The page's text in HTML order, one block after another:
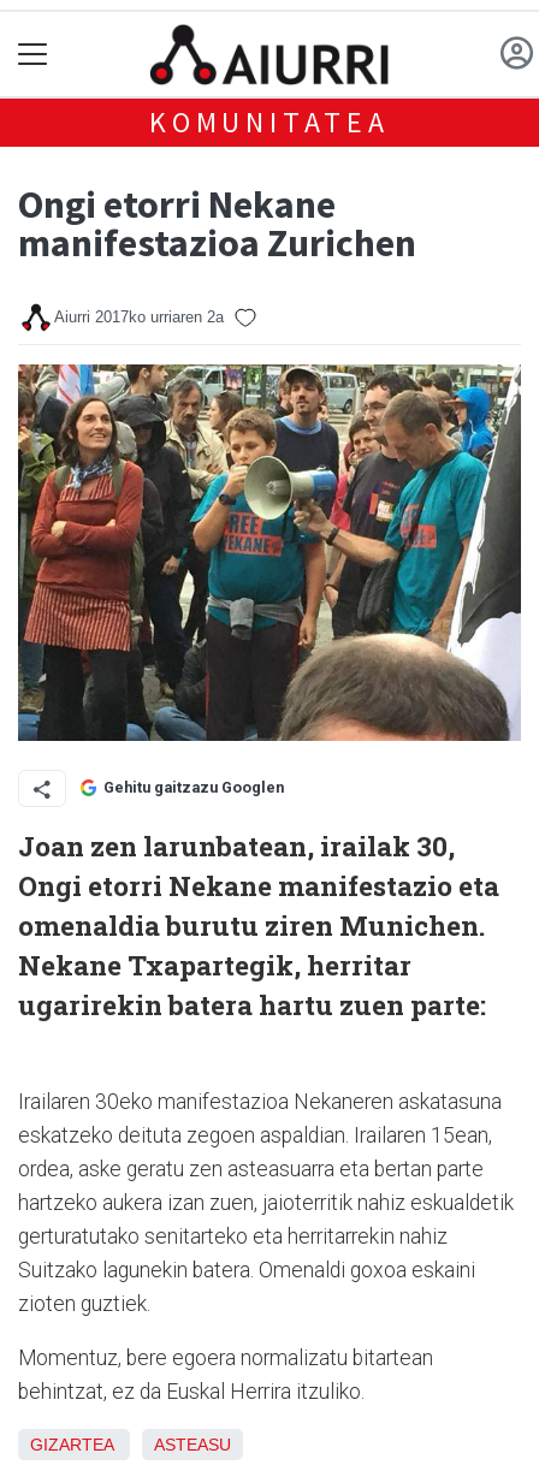
KOMUNITATEA
Ongi etorri Nekane
manifestazioa Zurichen
Aiurri 2017ko urriaren 2a
Gehitu gaitzazu Googlen
Joan zen larunbatean, irailak 30,
Ongi etorri Nekane manifestazio eta
omenaldia burutu ziren Munichen.
Nekane Txapartegik, herritar
ugarirekin batera hartu zuen parte:
Irailaren 30eko manifestazioa Nekaneren askatasuna
eskatzeko deituta zegoen aspaldian. Irailaren 15ean,
ordea, aske geratu zen asteasuarra eta bertan parte
hartzeko aukera izan zuen, jaioterritik nahiz eskualdetik
gerturatutako senitarteko eta herritarrekin nahiz
Suitzako lagunekin batera. Omenaldi goxoa eskaini
zioten guztiek.
Momentuz, bere egoera normalizatu bitartean
behintzat, ez da Euskal Herrira itzuliko.
GIZARTEA ASTEASU